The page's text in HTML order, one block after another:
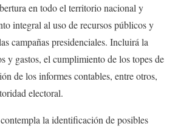
en todo el territorio nacional y
integral al uso de recursos públicos y
campañas presidenciales. Incluirá la
y gastos, el cumplimiento de los topes de
de los informes contables, entre otros,
electoral.
la identificación de posibles